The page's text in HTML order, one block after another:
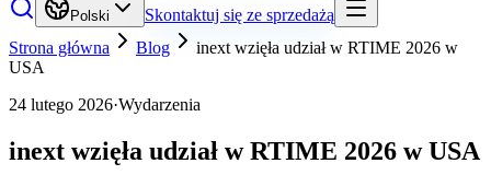
Polski
Skontaktuj się ze sprzedażą
Strona główna
Blog
inext wzięła udział w RTIME 2026 w
USA
24 lutego 2026·Wydarzenia
inext wzięła udział w RTIME 2026 w USA